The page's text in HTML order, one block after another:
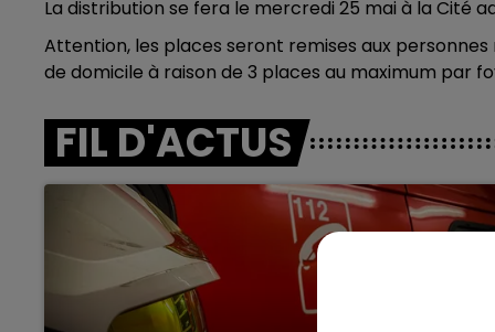
14h00 - 15h00
LA RADIO POP
La distribution se fera le mercredi 25 mai à la Cité
Attention, les places seront remises aux personnes
de domicile à raison de 3 places au maximum par
FIL D'ACTUS